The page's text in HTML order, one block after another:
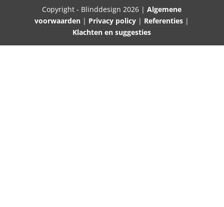
Copyright - Blinddesign 2026 |Algemene
voorwaarden | Privacy policy | Referenties |
Klachten en suggesties